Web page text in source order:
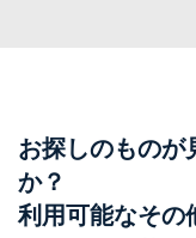
お探しのものが
か？
利用可能なその